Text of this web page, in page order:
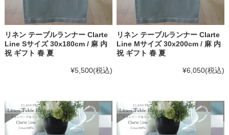
リネン テーブルランナー Clarte
Line Sサイズ 30x180cm / 麻 内
祝 ギフト 春 夏
¥5,500(税込)
リネン テーブルランナー Clarte
Line Mサイズ 30x200cm / 麻 内
祝 ギフト 春 夏
¥6,050(税込)